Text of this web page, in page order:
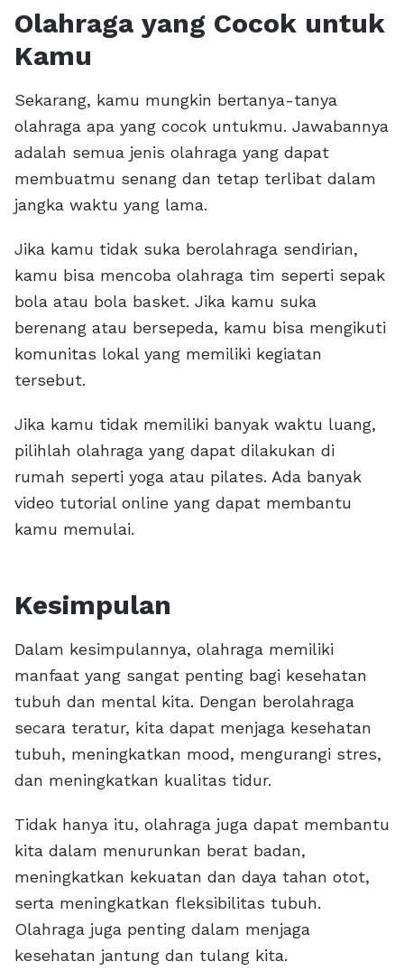
Olahraga yang Cocok untuk
Kamu
Sekarang, kamu mungkin bertanya-tanya
olahraga apa yang cocok untukmu. Jawabannya
adalah semua jenis olahraga yang dapat
membuatmu senang dan tetap terlibat dalam
jangka waktu yang lama.
Jika kamu tidak suka berolahraga sendirian,
kamu bisa mencoba olahraga tim seperti sepak
bola atau bola basket. Jika kamu suka
berenang atau bersepeda, kamu bisa mengikuti
komunitas lokal yang memiliki kegiatan
tersebut.
Jika kamu tidak memiliki banyak waktu luang,
pilihlah olahraga yang dapat dilakukan di
rumah seperti yoga atau pilates. Ada banyak
video tutorial online yang dapat membantu
kamu memulai.
Kesimpulan
Dalam kesimpulannya, olahraga memiliki
manfaat yang sangat penting bagi kesehatan
tubuh dan mental kita. Dengan berolahraga
secara teratur, kita dapat menjaga kesehatan
tubuh, meningkatkan mood, mengurangi stres,
dan meningkatkan kualitas tidur.
Tidak hanya itu, olahraga juga dapat membantu
kita dalam menurunkan berat badan,
meningkatkan kekuatan dan daya tahan otot,
serta meningkatkan fleksibilitas tubuh.
Olahraga juga penting dalam menjaga
kesehatan jantung dan tulang kita.